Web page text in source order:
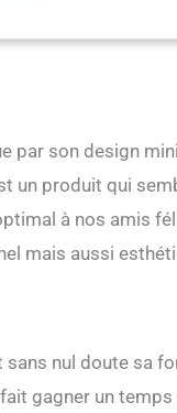
odeur : notre bac à
propre et sans odeur
âgées. Grâce à
baisser. Cela simplifie
commodité. Assistance
de service à
est toujours en
rapidement. Cela
par son design
un produit qui
à nos amis
mais aussi
nul doute sa
gagner un